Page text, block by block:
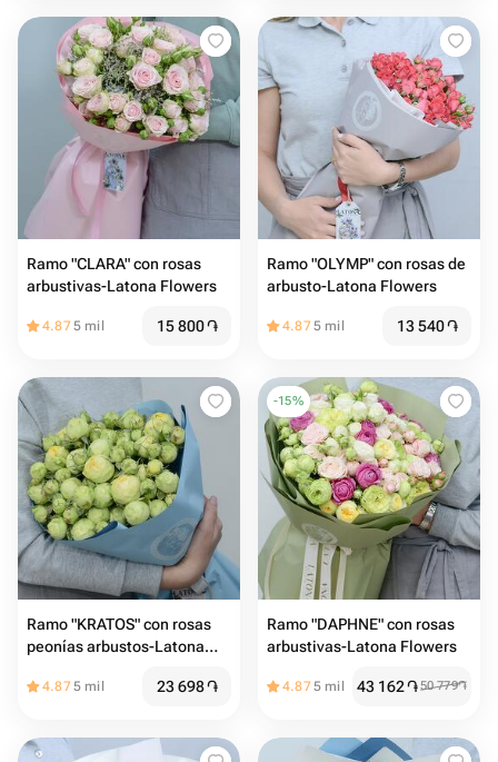
Ramo "CLARA" con rosas
arbustivas-Latona Flowers
4.875 mil 15 800֏
Ramo "OLYMP" con rosas de
arbusto-Latona Flowers
4.875 mil 13 540֏
Ramo "KRATOS" con rosas
peonías arbustos-Latona
4.875 mil 23 698֏
-15%
Ramo "DAPHNE" con rosas
arbustivas-Latona Flowers
4.875 mil 43 162֏50 779֏